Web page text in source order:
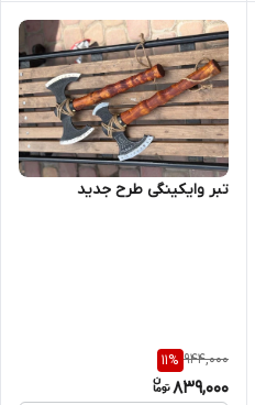
تبر وایکینگی طرح جدید
944,000
11%
839,000